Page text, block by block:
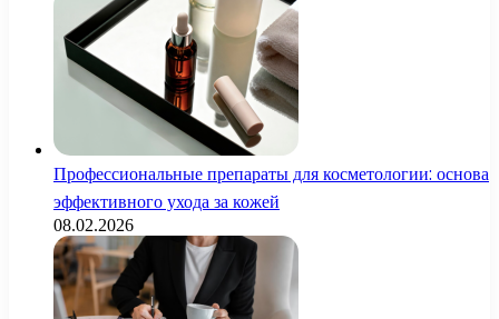
Профессиональные препараты для косметологии: основа
эффективного ухода за кожей
08.02.2026